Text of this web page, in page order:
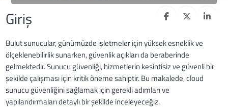
Giriş
Bulut sunucular, günümüzde işletmeler için yüksek esneklik ve
ölçeklenebilirlik sunarken, güvenlik açıkları da beraberinde
gelmektedir. Sunucu güvenliği, hizmetlerin kesintisiz ve güvenli bir
şekilde çalışması için kritik öneme sahiptir. Bu makalede, cloud
sunucu güvenliğini sağlamak için gerekli adımları ve
yapılandırmaları detaylı bir şekilde inceleyeceğiz.